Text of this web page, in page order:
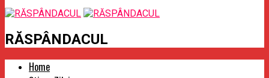
RĂSPÂNDACUL
Home